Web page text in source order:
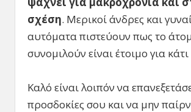
σχέση. Μερικοί άνδρες και
αυτόματα πιστεύουν πως το
συνομιλούν είναι έτοιμο για
Καλό είναι λοιπόν να
προσδοκίες σου και να μην